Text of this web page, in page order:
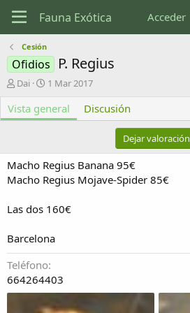
Acceder
Cesión
Ofidios P. Regius
A
t
o
Dai
F
c
h
c
r
a
ó
1 Mar 2017
Vista general Discusión
Dejar valoración
Macho Regius Banana 95€
Macho Regius Mojave-Spider 85€
Las dos 160€
Barcelona
Teléfono
664264403